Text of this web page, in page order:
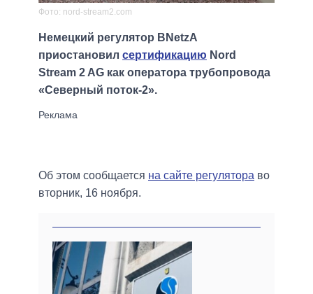
Фото: nord-stream2.com
Немецкий регулятор BNetzA
приостановил сертификацию Nord
Stream 2 AG как оператора трубопровода
«Северный поток-2».
Об этом сообщается на сайте регулятора во
вторник, 16 ноября.